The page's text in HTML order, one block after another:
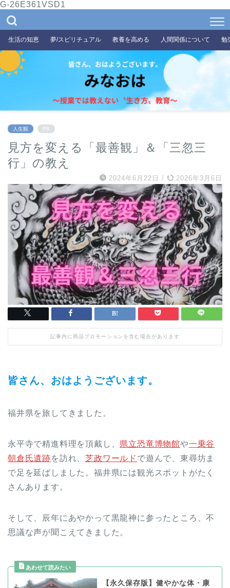
G-26E361VSD1
生活の知恵 夢/スピリチュアル 教養を高める 人間関係について 勉
人生観 PR
見方を変える「最善観」＆「三忽三
行」の教え
2024年6月22日 / 2026年3月6日
記事内に商品プロモーションを含む場合があります
皆さん、おはようございます。
福井県を旅してきました。
永平寺で精進料理を頂戴し、 県立恐竜博物館や一乗谷
朝倉氏遺跡を訪れ、芝政ワールド で遊んで、東尋坊ま
で足を延ばしました。福井県には観光スポットがたく
さんあります。
そして、辰年にあやかって黒龍神に参ったところ、不
思議な声が聞こえてきました。
【永久保存版】健やかな体・康